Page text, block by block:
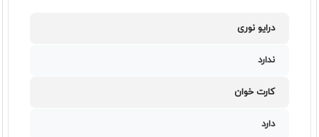
درایو نوری
ندارد
کارت خوان
دارد